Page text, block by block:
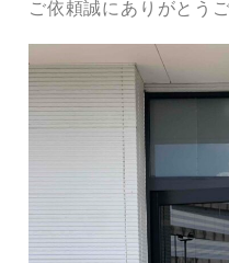
ご依頼誠にありがとう